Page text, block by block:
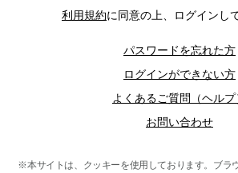
利用規約に同意の上、ログインし
パスワードを忘れた方
ログインができない方
よくあるご質問（ヘルプ
お問い合わせ
※本サイトは、クッキーを使用しております。ブラ